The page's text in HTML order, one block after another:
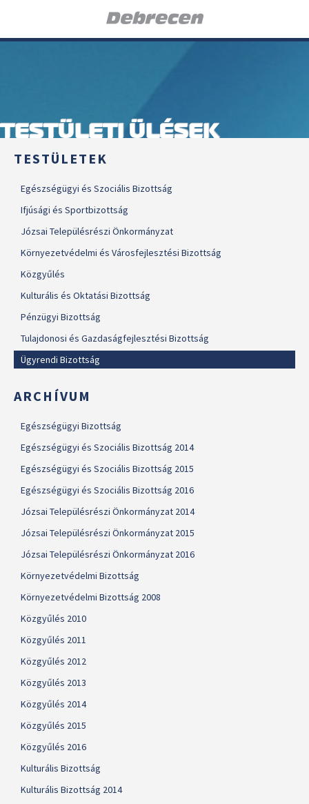
TESTÜLETI ÜLÉSEK
TESTÜLETEK
Egészségügyi és Szociális Bizottság
Ifjúsági és Sportbizottság
Józsai Településrészi Önkormányzat
Környezetvédelmi és Városfejlesztési Bizottság
Közgyűlés
Kulturális és Oktatási Bizottság
Pénzügyi Bizottság
Tulajdonosi és Gazdaságfejlesztési Bizottság
Ügyrendi Bizottság
ARCHÍVUM
Egészségügyi Bizottság
Egészségügyi és Szociális Bizottság 2014
Egészségügyi és Szociális Bizottság 2015
Egészségügyi és Szociális Bizottság 2016
Józsai Településrészi Önkormányzat 2014
Józsai Településrészi Önkormányzat 2015
Józsai Településrészi Önkormányzat 2016
Környezetvédelmi Bizottság
Környezetvédelmi Bizottság 2008
Közgyűlés 2010
Közgyűlés 2011
Közgyűlés 2012
Közgyűlés 2013
Közgyűlés 2014
Közgyűlés 2015
Közgyűlés 2016
Kulturális Bizottság
Kulturális Bizottság 2014